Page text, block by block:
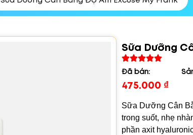
Sữa Dưỡng
Đã bán:
475.000 ₫
Sữa Dưỡng Cân
trong suốt, nhẹ
phần axit